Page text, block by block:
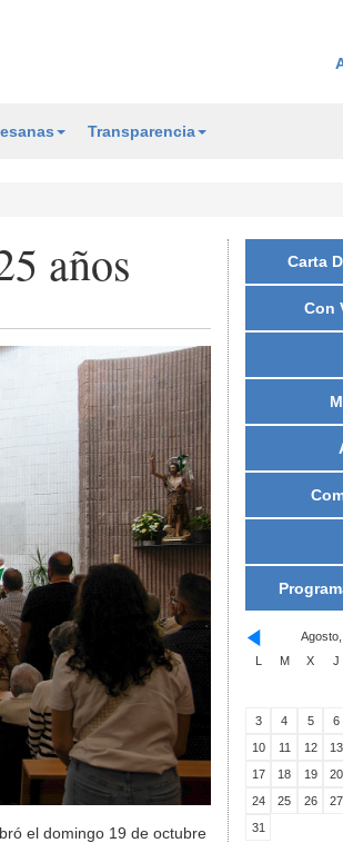
Transparencia
años
el domingo 19 de octubre
Carta
Con
L
M X J
3
4 5 6
10
11 12 13
17
18 19 20
24
25 26 27
31